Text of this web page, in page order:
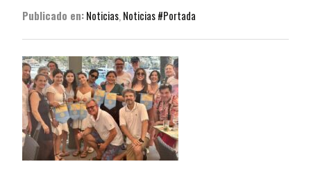
Publicado en:Noticias, Noticias #Portada